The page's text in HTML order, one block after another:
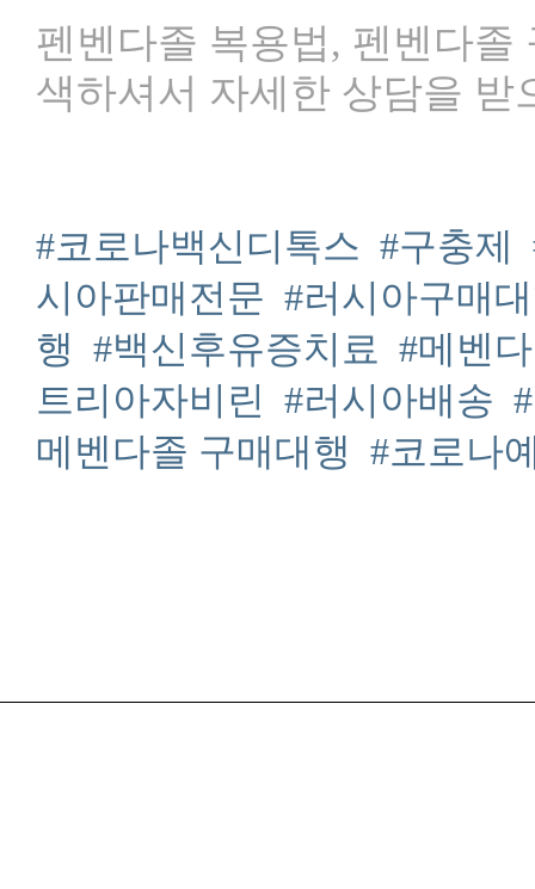
펜벤다졸 복용법, 펜벤다
색하셔서 자세한 상담을 받
#코로나백신디톡스 #구충제
시아판매전문 #러시아구매
행 #백신후유증치료 #메벤
트리아자비린 #러시아배송
메벤다졸 구매대행 #코로나